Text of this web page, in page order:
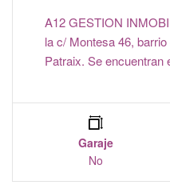
A12 GESTION
la c/ Montesa 46,
Patraix. Se
Garaje
No